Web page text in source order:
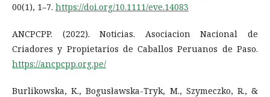
00(1), 1–7. https://doi.org/10.1111/eve.14083
ANCPCPP. (2022). Noticias. Asociacion Nacional de
Criadores y Propietarios de Caballos Peruanos de Paso.
https://ancpcpp.org.pe/
Burlikowska, K., Bogusławska-Tryk, M., Szymeczko, R., &